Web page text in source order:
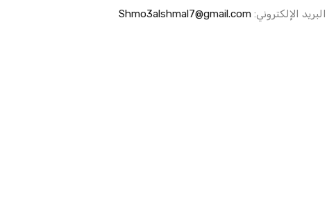
البريد الإلكتروني:Shmo3alshmal7@gmail.com